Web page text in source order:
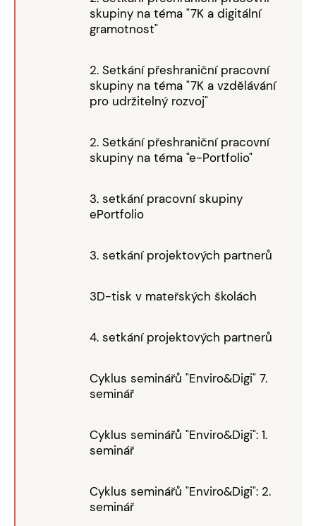
skupiny na téma "7K a digitální
gramotnost"
2. Setkání přeshraniční pracovní
skupiny na téma "7K a vzdělávání
pro udržitelný rozvoj"
2. Setkání přeshraniční pracovní
skupiny na téma "e-Portfolio"
3. setkání pracovní skupiny
ePortfolio
3. setkání projektových partnerů
3D-tisk v mateřských školách
4. setkání projektových partnerů
Cyklus seminářů "Enviro&Digi" 7.
seminář
Cyklus seminářů "Enviro&Digi": 1.
seminář
Cyklus seminářů "Enviro&Digi": 2.
seminář